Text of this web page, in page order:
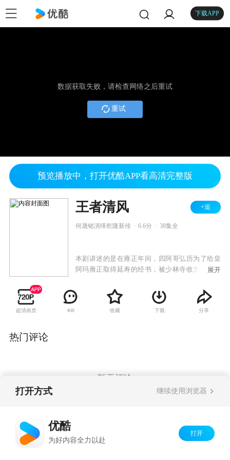
下载APP
数据获取失败，请检查网络之后重试
重试
预览播放中，打开优酷APP看高清完整版
王者清风 +追
何晟铭演绎乾隆新传 6.6分 38集全
本剧讲述的是在雍正年间，四阿哥弘历为了给皇
阿玛雍正取得延寿的经书，被少林寺收为了俗家
田、李聪儿结为挚友。又因为雍正临终前的一句
嘱托，踏上了往来于江湖，几经生死的寻找经书
展开
超清画质 408 收藏 下载 分享
热门评论
暂无评论
打开方式 继续使用浏览器
优酷
为好内容全力以赴
打开